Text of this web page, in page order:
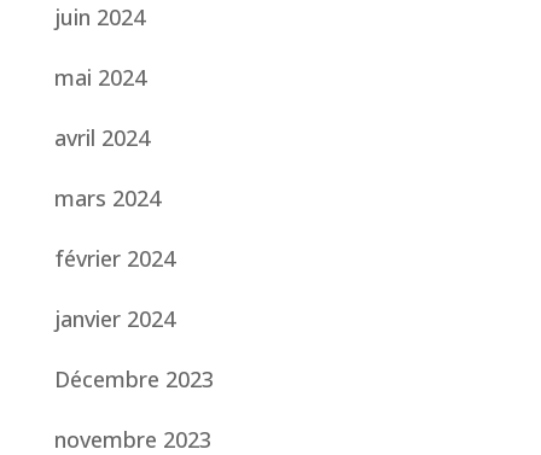
juin 2024
mai 2024
avril 2024
mars 2024
février 2024
janvier 2024
Décembre 2023
novembre 2023